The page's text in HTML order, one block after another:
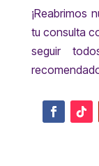
¡Reabrimos
tu consulta
seguir